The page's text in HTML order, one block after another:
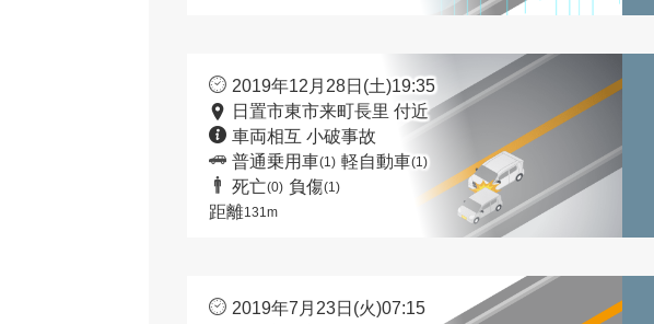
2019年12月28日(土)19:35
日置市東市来町長里 付近
車両相互 小破事故
普通乗用車(1) 軽自動車(1)
死亡(0) 負傷(1)
距離131m
2019年7月23日(火)07:15